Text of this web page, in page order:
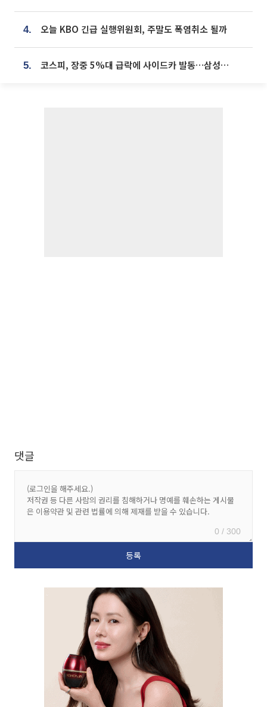
4. 오늘 KBO 긴급 실행위원회, 주말도 폭염취소 될까
5. 코스피, 장중 5%대 급락에 사이드카 발동…삼성·SK 동반 폭락
댓글
0 / 300